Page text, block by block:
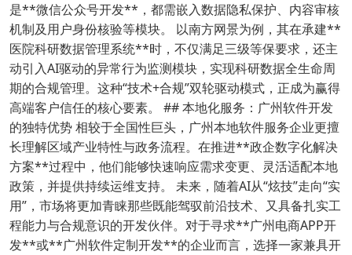
是**微信公众号开发**，都需嵌入数据隐私保护、内容审核
机制及用户身份核验等模块。 以南方网景为例，其在承建**
医院科研数据管理系统**时，不仅满足三级等保要求，还主
动引入AI驱动的异常行为监测模块，实现科研数据全生命周
期的合规管理。这种“技术+合规”双轮驱动模式，正成为赢得
高端客户信任的核心要素。 ## 本地化服务：广州软件开发
的独特优势 相较于全国性巨头，广州本地软件服务企业更擅
长理解区域产业特性与政务流程。在推进**政企数字化解决
方案**过程中，他们能够快速响应需求变更、灵活适配本地
政策，并提供持续运维支持。 未来，随着AI从“炫技”走向“实
用”，市场将更加青睐那些既能驾驭前沿技术、又具备扎实工
程能力与合规意识的开发伙伴。对于寻求**广州电商APP开
发**或**广州软件定制开发**的企业而言，选择一家兼具开